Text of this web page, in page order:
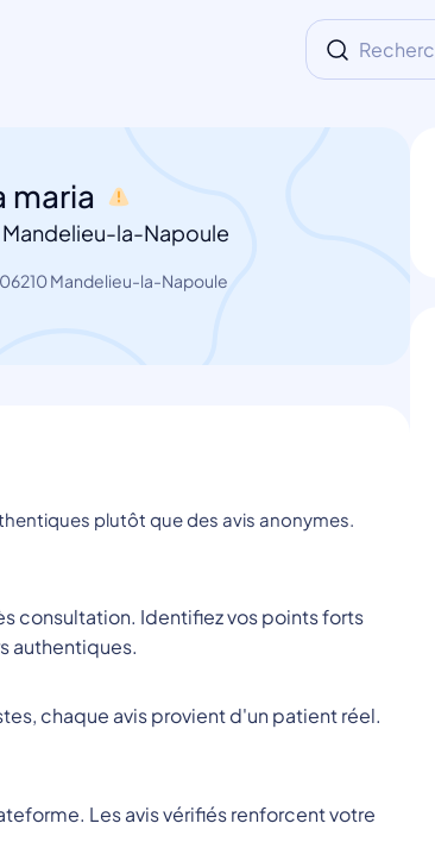
maria
la-Napoule
06210 Mandelieu-la-Napoule
plutôt que des avis anonymes.
consultation. Identifiez vos points forts
authentiques.
chaque avis provient d'un patient réel.
Les avis vérifiés renforcent votre